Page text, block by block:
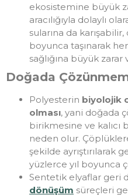
ekosistemine büyük
aracılığıyla dolaylı
sularına da
boyunca taşınarak
sağlığına büyük zarar
Doğada
Polyesterin biyolojik
olması, yani doğada
birikmesine ve kalıcı
neden olur.
şekilde ayrıştırılarak
yüzlerce yıl boyunca
Sentetik elyaflar geri
dönüşüm süreçleri